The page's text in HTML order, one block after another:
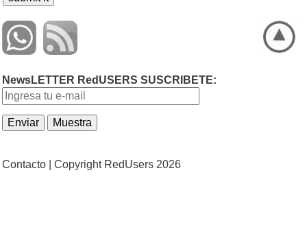
NewsLETTER RedUSERS SUSCRIBETE:
Contacto | Copyright RedUsers 2026